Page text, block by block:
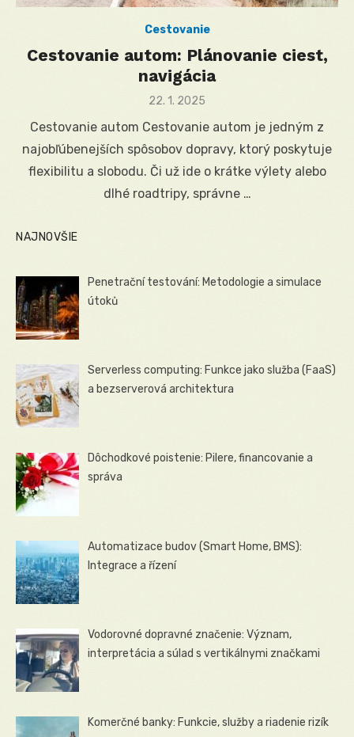
Cestovanie
Cestovanie autom: Plánovanie ciest,
navigácia
Posted
22. 1. 2025
Cestovanie autom Cestovanie autom je jedným z
najobľúbenejších spôsobov dopravy, ktorý poskytuje
flexibilitu a slobodu. Či už ide o krátke výlety alebo
dlhé roadtripy, správne …
NAJNOVŠIE
Penetrační testování: Metodologie a simulace
útoků
Serverless computing: Funkce jako služba (FaaS)
a bezserverová architektura
Dôchodkové poistenie: Pilere, financovanie a
správa
Automatizace budov (Smart Home, BMS):
Integrace a řízení
Vodorovné dopravné značenie: Význam,
interpretácia a súlad s vertikálnymi značkami
Komerčné banky: Funkcie, služby a riadenie rizík